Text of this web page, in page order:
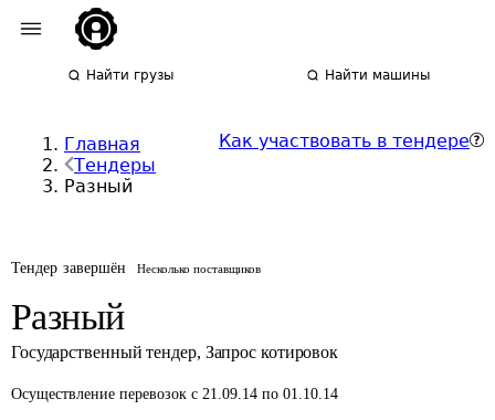
Найти грузы Найти машины
Главная
Тендеры
Разный
Как участвовать в тендере
Тендер завершён Несколько поставщиков
Разный
Государственный тендер, Запрос котировок
Осуществление перевозок с 21.09.14 по 01.10.14